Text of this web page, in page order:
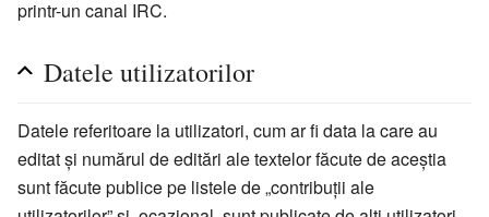
printr-un canal IRC.
Datele utilizatorilor
Datele referitoare la utilizatori, cum ar fi data la care au
editat și numărul de editări ale textelor făcute de aceștia
sunt făcute publice pe listele de „contribuții ale